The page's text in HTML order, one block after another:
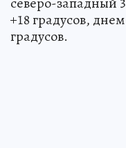
+18 градусов,
градусов.